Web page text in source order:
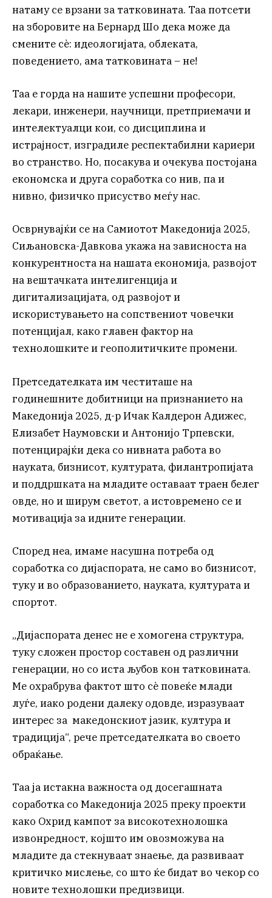
натаму се врзани за татковината. Таа потсети
на зборовите на Бернард Шо дека може да
смените сè: идеологијата, облеката,
поведението, ама татковината – не!
Таа е горда на нашите успешни професори,
лекари, инженери, научници, претприемачи и
интелектуалци кои, со дисциплина и
истрајност, изградиле респектабилни кариери
во странство. Но, посакува и очекува постојана
економска и друга соработка со нив, па и
нивно, физичко присуство меѓу нас.
Осврнувајќи се на Самиотот Македонија 2025,
Сиљановска-Давкова укажа на зависноста на
конкурентноста на нашата економија, развојот
на вештачката интелигенција и
дигитализацијата, од развојот и
искористувањето на сопствениот човечки
потенцијал, како главен фактор на
технолошките и геополитичките промени.
Претседателката им честиташе на
годинешните добитници на признанието на
Македонија 2025, д-р Ичак Калдерон Адижес,
Елизабет Наумовски и Антонијо Трпевски,
потенцирајќи дека со нивната работа во
науката, бизнисот, културата, филантропијата
и поддршката на младите оставаат траен белег
овде, но и ширум светот, а истовремено се и
мотивација за идните генерации.
Според неа, имаме насушна потреба од
соработка со дијаспората, не само во бизнисот,
туку и во образованието, науката, културата и
спортот.
„Дијаспората денес не е хомогена структура,
туку сложен простор составен од различни
генерации, но со иста љубов кон татковината.
Ме охрабрува фактот што сè повеќе млади
луѓе, иако родени далеку одовде, изразуваат
интерес за македонскиот јазик, култура и
традиција“, рече претседателката во своето
обраќање.
Таа ја истакна важноста од досегашната
соработка со Македонија 2025 преку проекти
како Охрид кампот за високотехнолошка
извонредност, којшто им овозможува на
младите да стекнуваат знаење, да развиваат
критичко мислење, со што ќе бидат во чекор со
новите технолошки предизвици.